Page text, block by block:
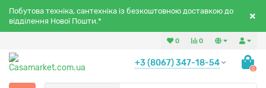
Побутова техніка, сантехніка із безкоштовною доставкою до
відділення Нової Пошти.*
0
0
+3 (8067) 347-18-54
0